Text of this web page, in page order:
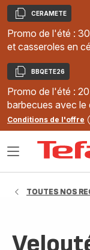
Copier
CERAMETE
Promo de l'été :
et casseroles en
Copier
BBQETE26
Promo de l'été :
barbecues avec
Conditions de l'offre
Ouvrir
TOUTES NOS